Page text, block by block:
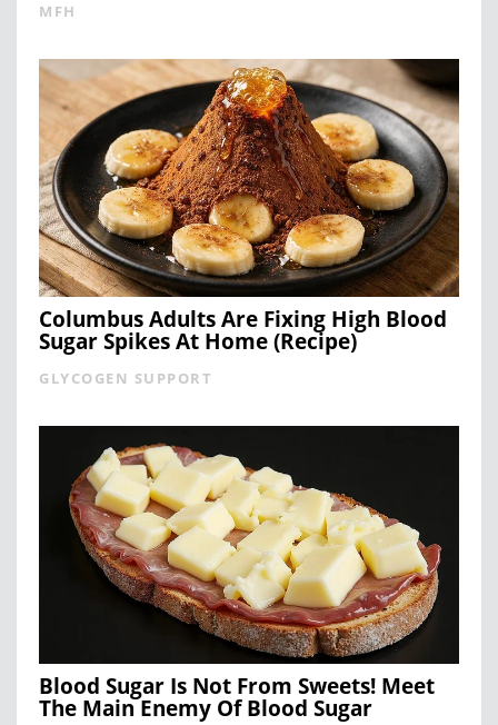
MFH
Columbus Adults Are Fixing High Blood
Sugar Spikes At Home (Recipe)
GLYCOGEN SUPPORT
Blood Sugar Is Not From Sweets! Meet
The Main Enemy Of Blood Sugar